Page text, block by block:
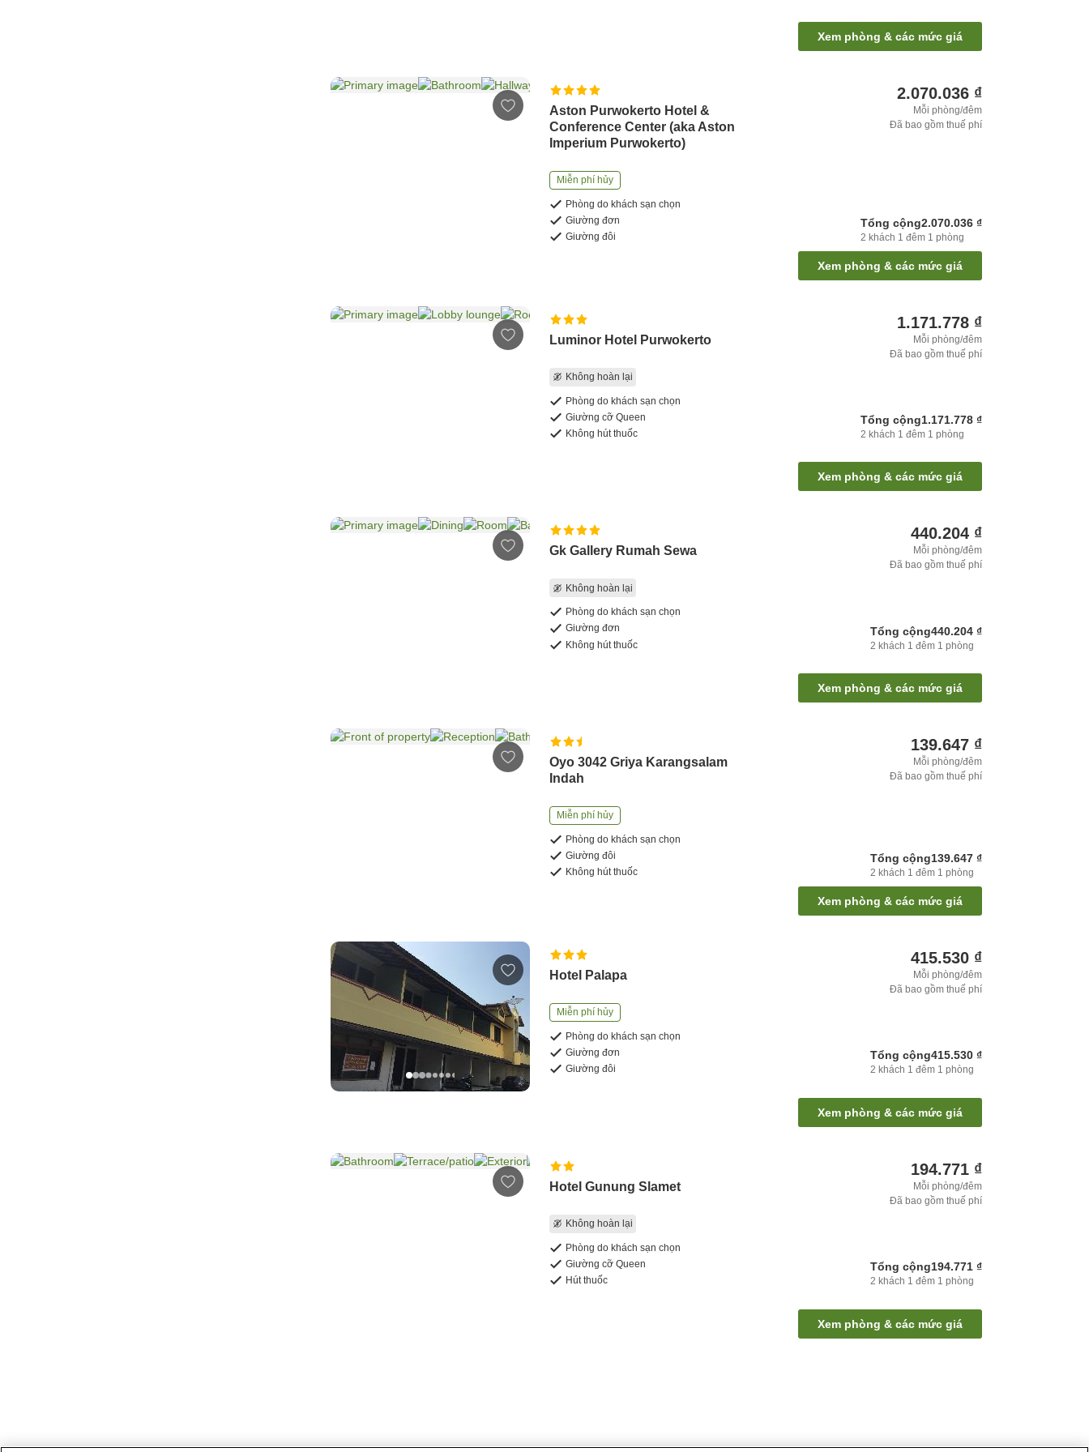
Xem phòng & các mức giá
Aston Purwokerto Hotel &
Conference Center (aka Aston
Imperium Purwokerto)
Miễn phí hủy
Phòng do khách sạn chọn
Giường đơn
Giường đôi
2.070.036 ₫
Mỗi phòng/đêm
Đã bao gồm thuế phí
Tổng cộng2.070.036 ₫
2 khách 1 đêm 1 phòng
Xem phòng & các mức giá
Luminor Hotel Purwokerto
Không hoàn lại
Phòng do khách sạn chọn
Giường cỡ Queen
Không hút thuốc
1.171.778 ₫
Mỗi phòng/đêm
Đã bao gồm thuế phí
Tổng cộng1.171.778 ₫
2 khách 1 đêm 1 phòng
Xem phòng & các mức giá
Gk Gallery Rumah Sewa
Không hoàn lại
Phòng do khách sạn chọn
Giường đơn
Không hút thuốc
440.204 ₫
Mỗi phòng/đêm
Đã bao gồm thuế phí
Tổng cộng440.204 ₫
2 khách 1 đêm 1 phòng
Xem phòng & các mức giá
Oyo 3042 Griya Karangsalam
Indah
Miễn phí hủy
Phòng do khách sạn chọn
Giường đôi
Không hút thuốc
139.647 ₫
Mỗi phòng/đêm
Đã bao gồm thuế phí
Tổng cộng139.647 ₫
2 khách 1 đêm 1 phòng
Xem phòng & các mức giá
Hotel Palapa
Miễn phí hủy
Phòng do khách sạn chọn
Giường đơn
Giường đôi
415.530 ₫
Mỗi phòng/đêm
Đã bao gồm thuế phí
Tổng cộng415.530 ₫
2 khách 1 đêm 1 phòng
Xem phòng & các mức giá
Hotel Gunung Slamet
Không hoàn lại
Phòng do khách sạn chọn
Giường cỡ Queen
Hút thuốc
194.771 ₫
Mỗi phòng/đêm
Đã bao gồm thuế phí
Tổng cộng194.771 ₫
2 khách 1 đêm 1 phòng
Xem phòng & các mức giá